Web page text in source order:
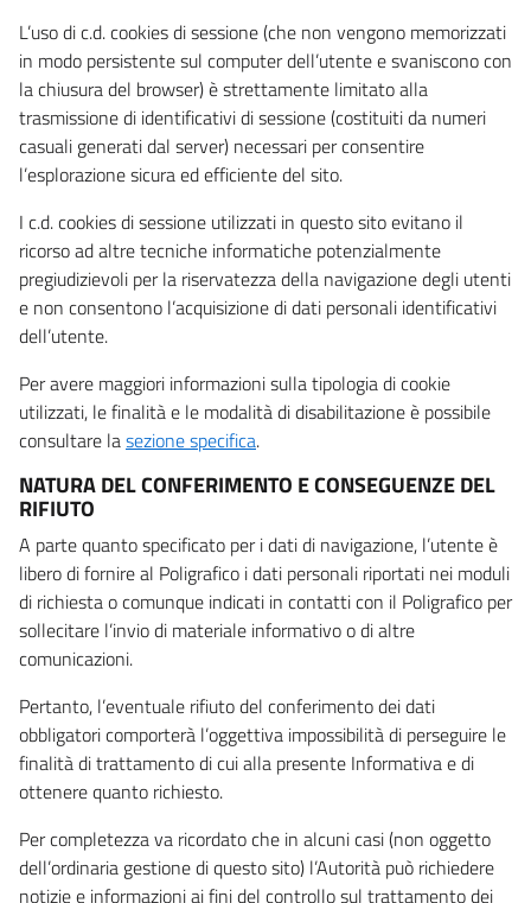
L’uso di c.d. cookies di sessione (che non vengono memorizzati
in modo persistente sul computer dell’utente e svaniscono con
la chiusura del browser) è strettamente limitato alla
trasmissione di identificativi di sessione (costituiti da numeri
casuali generati dal server) necessari per consentire
l’esplorazione sicura ed efficiente del sito.
I c.d. cookies di sessione utilizzati in questo sito evitano il
ricorso ad altre tecniche informatiche potenzialmente
pregiudizievoli per la riservatezza della navigazione degli utenti
e non consentono l’acquisizione di dati personali identificativi
dell’utente.
Per avere maggiori informazioni sulla tipologia di cookie
utilizzati, le finalità e le modalità di disabilitazione è possibile
consultare lasezione specifica.
NATURA DEL CONFERIMENTO E CONSEGUENZE DEL
RIFIUTO
A parte quanto specificato per i dati di navigazione, l’utente è
libero di fornire al Poligrafico i dati personali riportati nei moduli
di richiesta o comunque indicati in contatti con il Poligrafico per
sollecitare l’invio di materiale informativo o di altre
comunicazioni.
Pertanto, l’eventuale rifiuto del conferimento dei dati
obbligatori comporterà l’oggettiva impossibilità di perseguire le
finalità di trattamento di cui alla presente Informativa e di
ottenere quanto richiesto.
Per completezza va ricordato che in alcuni casi (non oggetto
dell’ordinaria gestione di questo sito) l’Autorità può richiedere
notizie e informazioni ai fini del controllo sul trattamento dei